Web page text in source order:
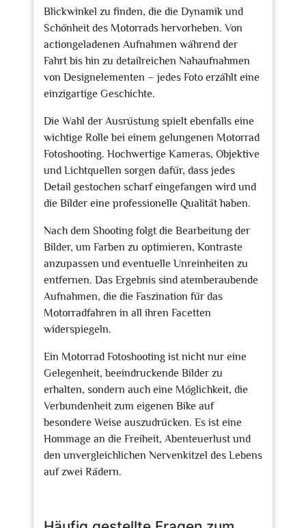
Blickwinkel zu finden, die die Dynamik und
Schönheit des Motorrads hervorheben. Von
actiongeladenen Aufnahmen während der
Fahrt bis hin zu detailreichen Nahaufnahmen
von Designelementen – jedes Foto erzählt eine
einzigartige Geschichte.
Die Wahl der Ausrüstung spielt ebenfalls eine
wichtige Rolle bei einem gelungenen Motorrad
Fotoshooting. Hochwertige Kameras, Objektive
und Lichtquellen sorgen dafür, dass jedes
Detail gestochen scharf eingefangen wird und
die Bilder eine professionelle Qualität haben.
Nach dem Shooting folgt die Bearbeitung der
Bilder, um Farben zu optimieren, Kontraste
anzupassen und eventuelle Unreinheiten zu
entfernen. Das Ergebnis sind atemberaubende
Aufnahmen, die die Faszination für das
Motorradfahren in all ihren Facetten
widerspiegeln.
Ein Motorrad Fotoshooting ist nicht nur eine
Gelegenheit, beeindruckende Bilder zu
erhalten, sondern auch eine Möglichkeit, die
Verbundenheit zum eigenen Bike auf
besondere Weise auszudrücken. Es ist eine
Hommage an die Freiheit, Abenteuerlust und
den unvergleichlichen Nervenkitzel des Lebens
auf zwei Rädern.